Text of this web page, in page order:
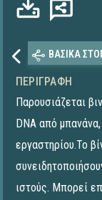
ΒΑΣΙΚΑ
ΠΕΡΙΓΡΑΦΉ
Παρουσιάζεται
DNA από
εργαστηρίου.Το
ιστούς. Μπορεί